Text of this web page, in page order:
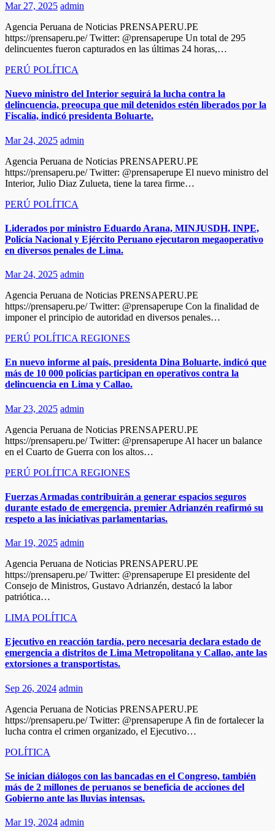
Mar 27, 2025 admin
Agencia Peruana de Noticias PRENSAPERU.PE
https://prensaperu.pe/ Twitter: @prensaperupe Un total de 295
delincuentes fueron capturados en las últimas 24 horas,…
PERÚ POLÍTICA
Nuevo ministro del Interior seguirá la lucha contra la
delincuencia, preocupa que mil detenidos estén liberados por la
Fiscalía, indicó presidenta Boluarte.
Mar 24, 2025 admin
Agencia Peruana de Noticias PRENSAPERU.PE
https://prensaperu.pe/ Twitter: @prensaperupe El nuevo ministro del
Interior, Julio Diaz Zulueta, tiene la tarea firme…
PERÚ POLÍTICA
Liderados por ministro Eduardo Arana, MINJUSDH, INPE,
Policía Nacional y Ejército Peruano ejecutaron megaoperativo
en diversos penales de Lima.
Mar 24, 2025 admin
Agencia Peruana de Noticias PRENSAPERU.PE
https://prensaperu.pe/ Twitter: @prensaperupe Con la finalidad de
imponer el principio de autoridad en diversos penales…
PERÚ POLÍTICA REGIONES
En nuevo informe al país, presidenta Dina Boluarte, indicó que
más de 10 000 policías participan en operativos contra la
delincuencia en Lima y Callao.
Mar 23, 2025 admin
Agencia Peruana de Noticias PRENSAPERU.PE
https://prensaperu.pe/ Twitter: @prensaperupe Al hacer un balance
en el Cuarto de Guerra con los altos…
PERÚ POLÍTICA REGIONES
Fuerzas Armadas contribuirán a generar espacios seguros
durante estado de emergencia, premier Adrianzén reafirmó su
respeto a las iniciativas parlamentarias.
Mar 19, 2025 admin
Agencia Peruana de Noticias PRENSAPERU.PE
https://prensaperu.pe/ Twitter: @prensaperupe El presidente del
Consejo de Ministros, Gustavo Adrianzén, destacó la labor
patriótica…
LIMA POLÍTICA
Ejecutivo en reacción tardía, pero necesaria declara estado de
emergencia a distritos de Lima Metropolitana y Callao, ante las
extorsiones a transportistas.
Sep 26, 2024 admin
Agencia Peruana de Noticias PRENSAPERU.PE
https://prensaperu.pe/ Twitter: @prensaperupe A fin de fortalecer la
lucha contra el crimen organizado, el Ejecutivo…
POLÍTICA
Se inician diálogos con las bancadas en el Congreso, también
más de 2 millones de peruanos se beneficia de acciones del
Gobierno ante las lluvias intensas.
Mar 19, 2024 admin